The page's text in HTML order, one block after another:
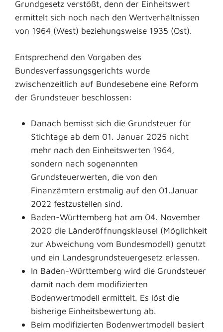
Grundgesetz verstößt, denn der Einheitswert
ermittelt sich noch nach den Wertverhältnissen
von 1964 (West) beziehungsweise 1935 (Ost).
Entsprechend den Vorgaben des
Bundesverfassungsgerichts wurde
zwischenzeitlich auf Bundesebene eine Reform
der Grundsteuer beschlossen:
Danach bemisst sich die Grundsteuer für
Stichtage ab dem 01. Januar 2025 nicht
mehr nach den Einheitswerten 1964,
sondern nach sogenannten
Grundsteuerwerten, die von den
Finanzämtern erstmalig auf den 01.Januar
2022 festzustellen sind.
Baden-Württemberg hat am 04. November
2020 die Länderöffnungsklausel (Möglichkeit
zur Abweichung vom Bundesmodell) genutzt
und ein Landesgrundsteuergesetz erlassen.
In Baden-Württemberg wird die Grundsteuer
damit nach dem modifizierten
Bodenwertmodell ermittelt. Es löst die
bisherige Einheitsbewertung ab.
Beim modifizierten Bodenwertmodell basiert